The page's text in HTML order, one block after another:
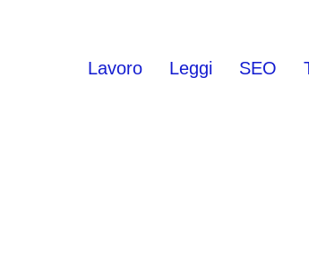
Lavoro Leggi SEO